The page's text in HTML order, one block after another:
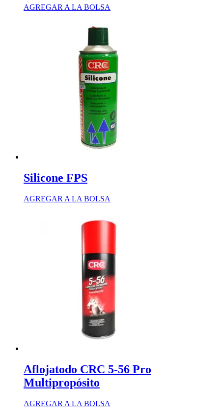
AGREGAR A LA BOLSA
Silicone FPS
AGREGAR A LA BOLSA
Aflojatodo CRC 5-56 Pro
Multipropósito
AGREGAR A LA BOLSA